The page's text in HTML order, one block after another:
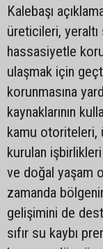
Kalebaşı
üreticileri, yeraltı
hassasiyetle
ulaşmak için
korunmasına
kaynaklarının
kamu otoriteleri,
kurulan
ve doğal yaşam
zamanda
gelişimini de
sıfır su kaybı